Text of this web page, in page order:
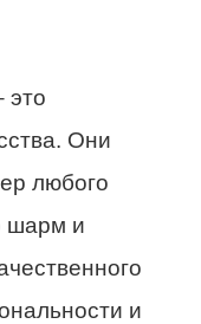
это
Они
любого
шарм и
и